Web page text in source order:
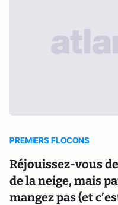
PREMIERS FLOCONS
Réjouissez-vous
de la neige, mais
mangez pas (et